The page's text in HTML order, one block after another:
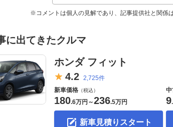
※コメントは個人の見解であり、記事提供社と関係
に出てきたクルマ
ホンダ フィット
4.2 2,725件
新車価格 （税込）
180.6万円 ～236.5万円
新車見積りスタート
9.